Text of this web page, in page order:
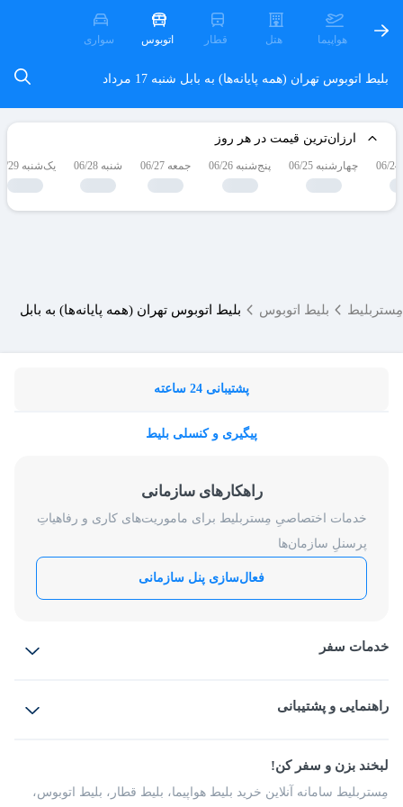
هواپیما هتل قطار اتوبوس سواری
بلیط اتوبوس تهران (همه پایانه‌ها) به بابل شنبه 17 مرداد
ارزان‌ترین قیمت در هر روز
چهارشنبه 06/25 پنج‌شنبه 06/26 جمعه 06/27 شنبه 06/28 یک‌شنبه 06/29
مِستربلیط بلیط اتوبوس بلیط اتوبوس تهران (همه پایانه‌ها) به بابل
پشتیبانی 24 ساعته
پیگیری و کنسلی بلیط
راهکارهای سازمانی
خدمات اختصاصیِ مِستربلیط برای ماموریت‌های کاری و رفاهیاتِ
پرسنلِ سازمان‌ها
فعال‌سازی پنل سازمانی
خدمات سفر
بلیط قطار
راهنمایی و پشتیبانی
شرایط و مقررات
راهکار سازمانی
فرصت‌های شغلی
لبخند بزن و سفر کن!
مِستربلیط سامانه آنلاین خرید بلیط هواپیما، بلیط قطار، بلیط اتوبوس،